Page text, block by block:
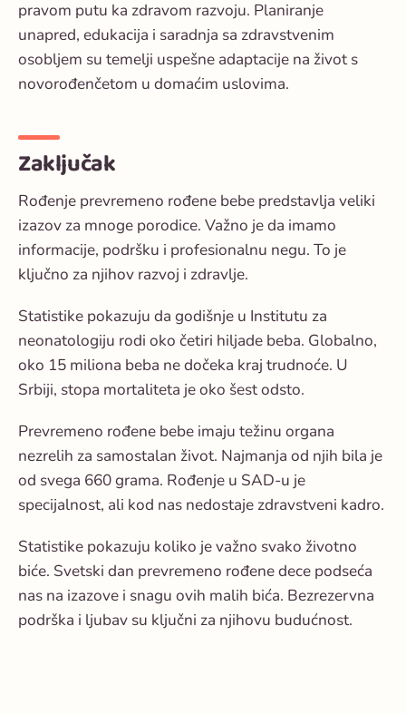
pravom putu ka zdravom razvoju. Planiranje
unapred, edukacija i saradnja sa zdravstvenim
osobljem su temelji uspešne adaptacije na život s
novorođenčetom u domaćim uslovima.
Zaključak
Rođenje prevremeno rođene bebe predstavlja veliki
izazov za mnoge porodice. Važno je da imamo
informacije, podršku i profesionalnu negu. To je
ključno za njihov razvoj i zdravlje.
Statistike pokazuju da godišnje u Institutu za
neonatologiju rodi oko četiri hiljade beba. Globalno,
oko 15 miliona beba ne dočeka kraj trudnoće. U
Srbiji, stopa mortaliteta je oko šest odsto.
Prevremeno rođene bebe imaju težinu organa
nezrelih za samostalan život. Najmanja od njih bila je
od svega 660 grama. Rođenje u SAD-u je
specijalnost, ali kod nas nedostaje zdravstveni kadro.
Statistike pokazuju koliko je važno svako životno
biće. Svetski dan prevremeno rođene dece podseća
nas na izazove i snagu ovih malih bića. Bezrezervna
podrška i ljubav su ključni za njihovu budućnost.